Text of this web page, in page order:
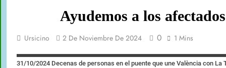
Ayudemos a los
Ursicino 2 De Noviembre De 2024 0 1 Mins
31/10/2024 Decenas de personas en el puente que une València con